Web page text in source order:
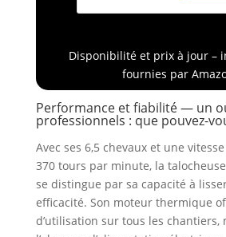
Pales
Truelle
plateau
de
fermé
corde
hissage
hauteur
Disponibilité et prix à jour –
fournies par
Performance et fiabilité — un
professionnels : que pouvez-
Avec ses 6,5 chevaux et une
370 tours par minute, la
se distingue par sa capacité à
efficacité. Son moteur thermique
d’utilisation sur tous les chantiers,